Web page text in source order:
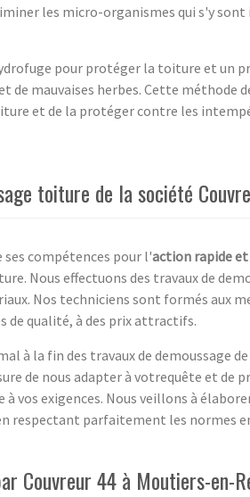
les micro-organismes qui s'y sont
pour protéger la toiture et un
de mauvaises herbes. Cette méthode
et de la protéger contre les
toiture de la société
compétences pour l'action rapide
Nous effectuons des travaux de
Nos techniciens sont formés aux
de qualité, à des prix attractifs.
à la fin des travaux de demoussage
de nous adapter à votrequête et de
vos exigences. Nous veillons à
respectant parfaitement les normes
Couvreur 44 à Moutiers-en-